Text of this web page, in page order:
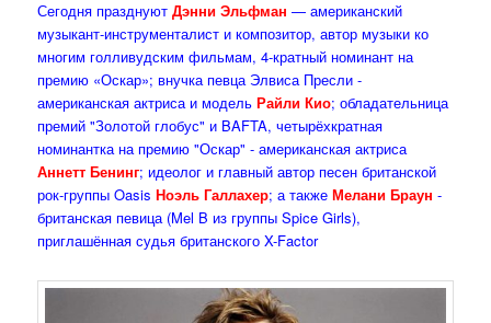
Сегодня празднуютДэнни Эльфман — американский
музыкант-инструменталист и композитор, автор музыки ко
многим голливудским фильмам, 4-кратный номинант на
премию «Оскар»; внучка певца Элвиса Пресли -
американская актриса и модель Райли Кио; обладательница
премий "Золотой глобус" и BAFTA, четырёхкратная
номинантка на премию "Оскар" - американская актриса
Аннетт Бенинг; идеолог и главный автор песен британской
рок-группы OasisНоэль Галлахер; а такжеМелани Браун -
британская певица (Mel B из группы Spice Girls),
приглашённая судья британского X-Factor